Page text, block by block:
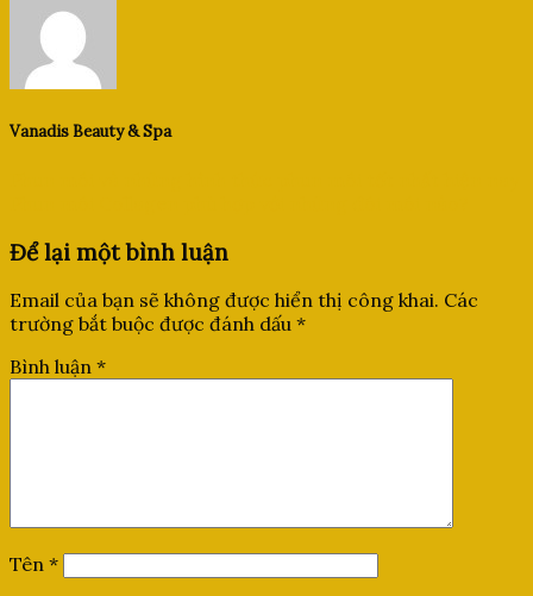
Vanadis Beauty & Spa
Để lại một bình luận
Email của bạn sẽ không được hiển thị công khai. Các
trường bắt buộc được đánh dấu *
Bình luận *
Tên *